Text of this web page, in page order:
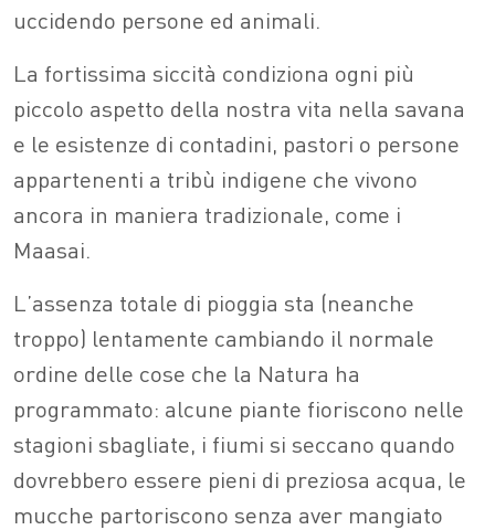
uccidendo persone ed animali.
La fortissima siccità condiziona ogni più
piccolo aspetto della nostra vita nella savana
e le esistenze di contadini, pastori o persone
appartenenti a tribù indigene che vivono
ancora in maniera tradizionale, come i
Maasai.
L’assenza totale di pioggia sta (neanche
troppo) lentamente cambiando il normale
ordine delle cose che la Natura ha
programmato: alcune piante fioriscono nelle
stagioni sbagliate, i fiumi si seccano quando
dovrebbero essere pieni di preziosa acqua, le
mucche partoriscono senza aver mangiato